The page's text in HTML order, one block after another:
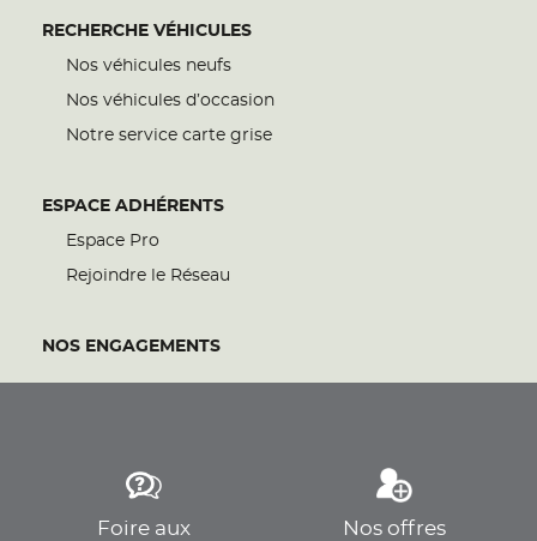
RECHERCHE VÉHICULES
Nos véhicules neufs
Nos véhicules d’occasion
Notre service carte grise
ESPACE ADHÉRENTS
Espace Pro
Rejoindre le Réseau
NOS ENGAGEMENTS
Foire aux
Nos offres